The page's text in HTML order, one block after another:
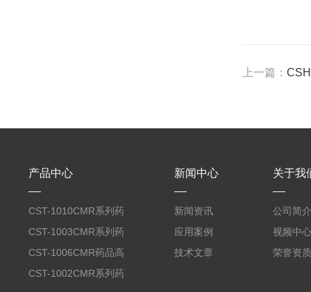
上一篇：
产品中心
CST-1010CMR系列药
品高温试验箱
CST-1003CMR系列药
品高温试验箱
CST-1006CMR药品高
温试验箱
CST-1002CMR系列药
新闻中心
新闻资讯
应用案例
技术文章
关于我
公司简介
视频中心
荣誉资质